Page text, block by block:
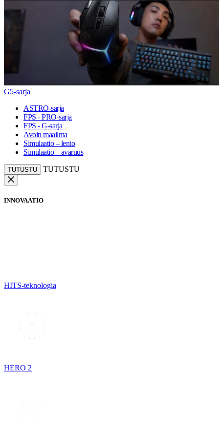
G5-sarja
ASTRO-sarja
FPS - PRO-sarja
FPS - G-sarja
Avoin maailma
Simulaatio – lento
Simulaatio – avaruus
TUTUSTU TUTUSTU
INNOVAATIO
HITS-teknologia
HERO 2